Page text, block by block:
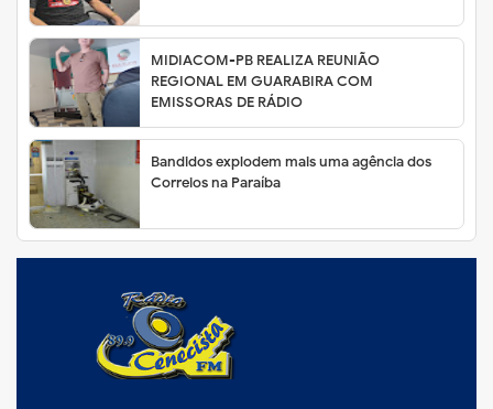
MIDIACOM-PB REALIZA REUNIÃO
REGIONAL EM GUARABIRA COM
EMISSORAS DE RÁDIO
Bandidos explodem mais uma agência dos
Correios na Paraíba